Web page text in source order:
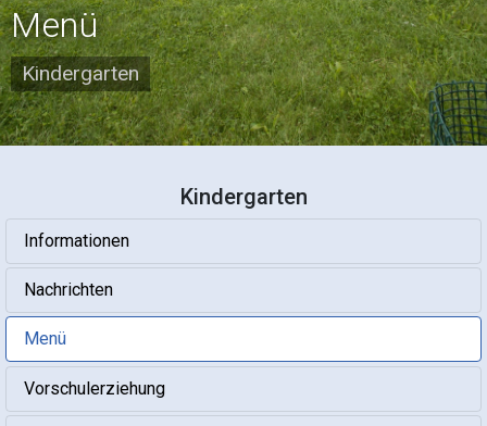
Menü
Kindergarten
Kindergarten
Informationen
Nachrichten
Menü
Vorschulerziehung